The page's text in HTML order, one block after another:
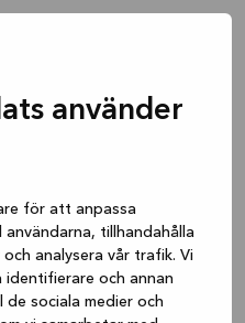
använder
för att anpassa
tillhandahålla
analysera vår trafik. Vi
och annan
sociala medier och